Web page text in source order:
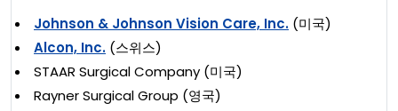
Johnson & Johnson Vision Care, Inc. (미국)
Alcon, Inc. (스위스)
STAAR Surgical Company (미국)
Rayner Surgical Group (영국)